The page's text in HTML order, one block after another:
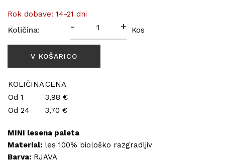
Rok dobave: 14-21 dni
Količina: - + Kos
KOLIČINACENA
Od 1
3,98 €
Od 24
3,70 €
MINI lesena paleta
Material: les 100% biološko razgradljiv
Barva: RJAVA